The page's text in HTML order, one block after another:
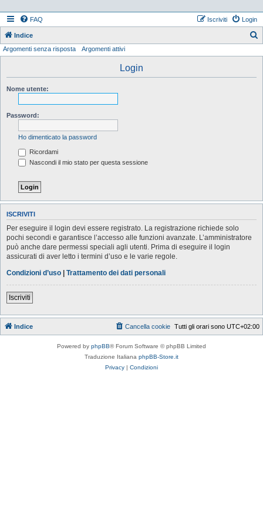
FAQ Login
Iscriviti
Indice
Argomenti senza risposta Argomenti attivi
Login
Nome utente:
Password:
Ho dimenticato la password
Ricordami
Nascondi il mio stato per questa sessione
ISCRIVITI
Per eseguire il login devi essere registrato. La registrazione richiede solo
pochi secondi e garantisce l’accesso alle funzioni avanzate. L’amministratore
può anche dare permessi speciali agli utenti. Prima di eseguire il login
assicurati di aver letto i termini d’uso e le varie regole.
Condizioni d’uso | Trattamento dei dati personali
Iscriviti
Indice Tutti gli orari sono UTC+02:00
Cancella cookie
Powered by phpBB® Forum Software © phpBB Limited
Traduzione Italiana phpBB-Store.it
Privacy | Condizioni